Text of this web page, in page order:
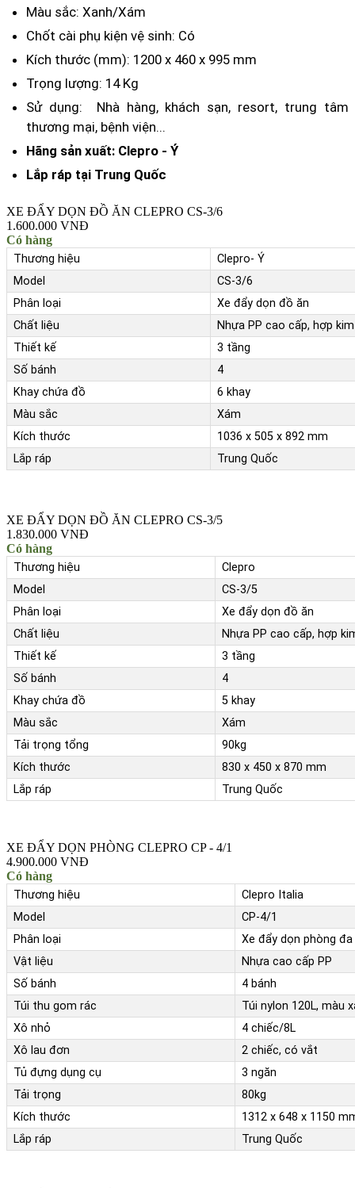
Màu sắc: Xanh/Xám
Chốt cài phụ kiện vệ sinh: Có
Kích thước (mm): 1200 x 460 x 995 mm
Trọng lượng: 14 Kg
Sử dụng: Nhà hàng, khách sạn, resort, trung tâm
thương mại, bệnh viện...
Hãng sản xuất: Clepro - Ý
Lắp ráp tại Trung Quốc
XE ĐẨY DỌN ĐỒ ĂN CLEPRO CS-3/6
1.600.000 VNĐ
Có hàng
Thương hiệu
Clepro- Ý
Model
CS-3/6
Phân loại
Xe đẩy dọn đồ ăn
Chất liệu
Nhựa PP cao cấp, hợp
Thiết kế
3 tầng
Số bánh
4
Khay chứa đồ
6 khay
Màu sắc
Xám
Kích thước
1036 x 505 x 892 mm
Lắp ráp
Trung Quốc
XE ĐẨY DỌN ĐỒ ĂN CLEPRO CS-3/5
1.830.000 VNĐ
Có hàng
Thương hiệu
Clepro
Model
CS-3/5
Phân loại
Xe đẩy dọn đồ ăn
Chất liệu
Nhựa PP cao cấp, hợp
Thiết kế
3 tầng
Số bánh
4
Khay chứa đồ
5 khay
Màu sắc
Xám
Tải trọng tổng
90kg
Kích thước
830 x 450 x 870 mm
Lắp ráp
Trung Quốc
XE ĐẨY DỌN PHÒNG CLEPRO CP - 4/1
4.900.000 VNĐ
Có hàng
Thương hiệu
Clepro Italia
Model
CP-4/1
Phân loại
Xe đẩy dọn phòng đa
Vật liệu
Nhựa cao cấp PP
Số bánh
4 bánh
Túi thu gom rác
Túi nylon 120L, màu
Xô nhỏ
4 chiếc/8L
Xô lau đơn
2 chiếc, có vắt
Tủ đựng dụng cụ
3 ngăn
Tải trọng
80kg
Kích thước
1312 x 648 x 1150
Lắp ráp
Trung Quốc